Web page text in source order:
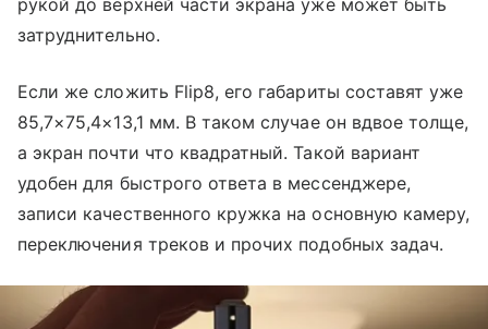
рукой до верхней части экрана уже может быть
затруднительно.
Если же сложить Flip8, его габариты составят уже
85,7×75,4×13,1 мм. В таком случае он вдвое толще,
а экран почти что квадратный. Такой вариант
удобен для быстрого ответа в мессенджере,
записи качественного кружка на основную камеру,
переключения треков и прочих подобных задач.